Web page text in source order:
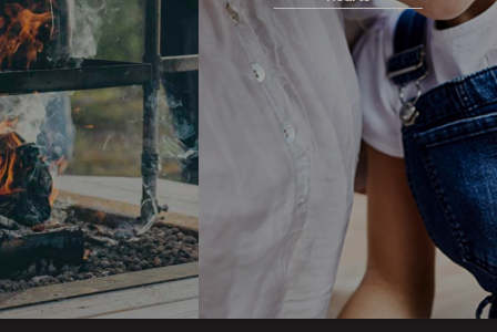
hotels, bars and
As part of
you get four
nights at our hotels
To remind you
important you are,
do our best to
an upgrade! And
that, we’ve also
with other
to give you sweet
air travel, charter
car rental and lots
challenges, we support the
transition to clean energy,
and we recently opened the
first zero-energy hotel in the
Nordics. We seek to use
organic produce and have
championed the elimination
of unsustainable palm oil.
We promote equal rights
above all and are proud
sponsors of Pride.
Regardless of your ethnicity,
gender, religious beliefs,